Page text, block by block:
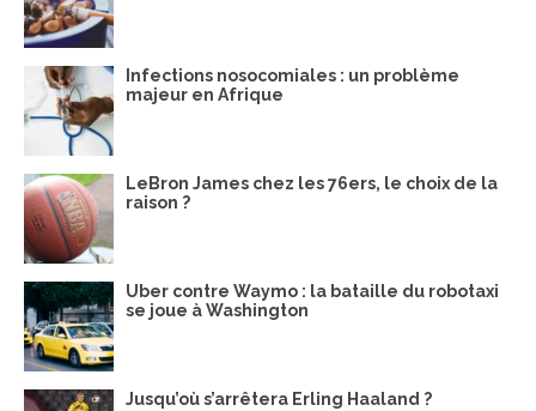
Infections nosocomiales : un problème
majeur en Afrique
LeBron James chez les 76ers, le choix de la
raison ?
Uber contre Waymo : la bataille du robotaxi
se joue à Washington
Jusqu’où s’arrêtera Erling Haaland ?